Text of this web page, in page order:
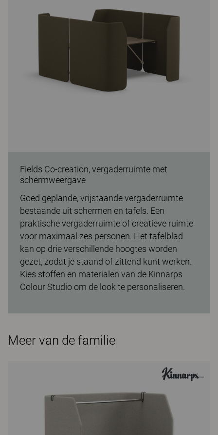
Fields Co-creation, vergaderruimte met
schermweergave
Goed geplande, vrijstaande vergaderruimte
bestaande uit schermen en tafels. Een
praktische vergaderruimte of creatieve ruimte
voor maximaal zes personen. Het tafelblad
kan op drie verschillende hoogtes worden
gezet, zodat je staand of zittend kunt werken.
Kies stoffen en materialen van de Kinnarps
Colour Studio om de look te personaliseren.
Meer van de familie